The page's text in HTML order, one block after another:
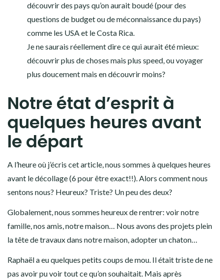
découvrir des pays qu’on aurait boudé (pour des
questions de budget ou de méconnaissance du pays)
comme les USA et le Costa Rica.
Je ne saurais réellement dire ce qui aurait été mieux:
découvrir plus de choses mais plus speed, ou voyager
plus doucement mais en découvrir moins?
Notre état d’esprit à
quelques heures avant
le départ
A l’heure où j’écris cet article, nous sommes à quelques heures
avant le décollage (6 pour être exact!!). Alors comment nous
sentons nous? Heureux? Triste? Un peu des deux?
Globalement, nous sommes heureux de rentrer: voir notre
famille, nos amis, notre maison… Nous avons des projets plein
la tête de travaux dans notre maison, adopter un chaton…
Raphaël a eu quelques petits coups de mou. Il était triste de ne
pas avoir pu voir tout ce qu’on souhaitait. Mais après